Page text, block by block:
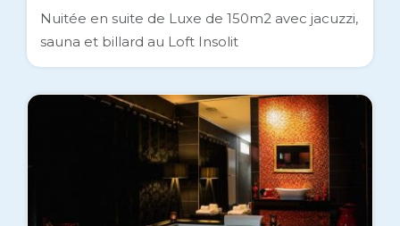
Nuitée en suite de Luxe de 150m2 avec jacuzzi,
sauna et billard au Loft Insolit